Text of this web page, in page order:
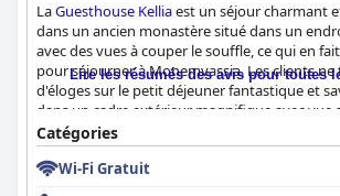
LaGuesthouse Kelliaest un séjour charmant
dans un ancien monastère situé dans un
avec des vues à couper le souffle, ce qui en
pour séjourner à Monemvassia. Les clients
d'éloges sur le petit déjeuner fantastique et
dans un cadre extérieur magnifique avec vue
l'église. Les chambres sont confortables et
meubles anciens, certaines avec de hauts
cheminées. L'hôtel est très propre et calme
pittoresque, parfait pour une escapade
Lire les résumés des avis pour toutes
Catégories
Wi-Fi Gratuit